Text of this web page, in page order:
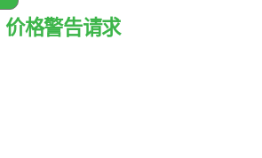
价格警告请求